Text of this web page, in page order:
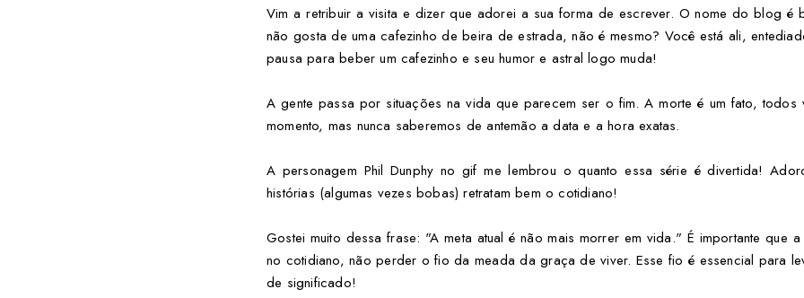
Vim a retribuir a visita e dizer que adorei a sua forma de escrever. O nome do blog é
não gosta de uma cafezinho de beira de estrada, não é mesmo? Você está ali,
pausa para beber um cafezinho e seu humor e astral logo muda!
A gente passa por situações na vida que parecem ser o fim. A morte é um fato, todos
momento, mas nunca saberemos de antemão a data e a hora exatas.
A personagem Phil Dunphy no gif me lembrou o quanto essa série é divertida!
histórias (algumas vezes bobas) retratam bem o cotidiano!
Gostei muito dessa frase: "A meta atual é não mais morrer em vida." É importante que
no cotidiano, não perder o fio da meada da graça de viver. Esse fio é essencial para
de significado!